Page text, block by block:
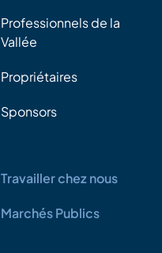
Professionnels de la
Vallée
Propriétaires
Sponsors
Travailler chez nous
Marchés Publics